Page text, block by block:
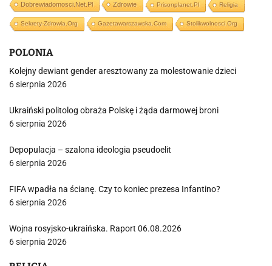
Dobrewiadomosci.net.pl Zdrowie Prisonplanet.pl Religia
Sekrety-Zdrowia.org Gazetawarszawska.com Stolikwolnosci.org
POLONIA
Kolejny dewiant gender aresztowany za molestowanie dzieci
6 sierpnia 2026
Ukraiński politolog obraża Polskę i żąda darmowej broni
6 sierpnia 2026
Depopulacja – szalona ideologia pseudoelit
6 sierpnia 2026
FIFA wpadła na ścianę. Czy to koniec prezesa Infantino?
6 sierpnia 2026
Wojna rosyjsko-ukraińska. Raport 06.08.2026
6 sierpnia 2026